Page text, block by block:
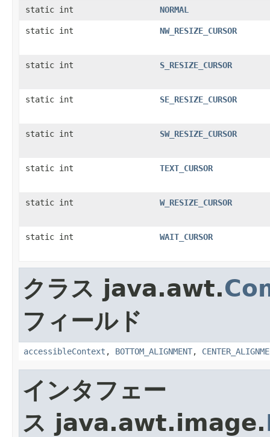
static int NORMAL
static int NW_RESIZE_CURSOR
static int S_RESIZE_CURSOR
static int SE_RESIZE_CURSOR
static int SW_RESIZE_CURSOR
static int TEXT_CURSOR
static int W_RESIZE_CURSOR
static int WAIT_CURSOR
クラス java.awt.
フィールド
accessibleContext , BOTTOM_ALIGNMENT,
インタフェー
ス java.awt.image.